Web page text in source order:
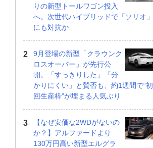
りの新型トールワゴン投入
へ。次世代ハイブリッドで「ソリオ」
にも対抗か
9月登場の新型「クラウンク
ロスオーバー」が先行公
開。「すっきりした」「分
かりにくい」と賛否も、約1週間で“初
回生産枠”が埋まる人気ぶり
【なぜ安価な2WDがないの
か？】アルファードより
130万円高い新型エルグラ